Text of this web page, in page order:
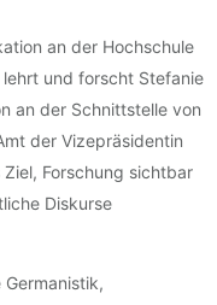
an der Hochschule
und forscht Stefanie
an der Schnittstelle von
der Vizepräsidentin
Forschung sichtbar
Diskurse